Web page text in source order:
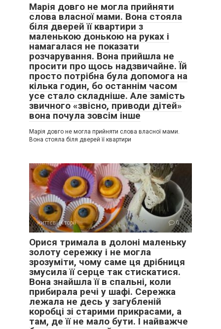
Марія довго не могла прийняти
слова власної мами. Вона стояла
біля дверей її квартири з
маленькою донькою на руках і
намагалася не показати
розчарування. Вона прийшла не
просити про щось надзвичайне. Їй
просто потрібна була допомога на
кілька годин, бо останнім часом
усе стало складніше. Але замість
звичного «звісно, приводи дітей»
вона почула зовсім інше
Марія довго не могла прийняти слова власної мами.
Вона стояла біля дверей її квартири
життєві історії 0
Орися тримала в долоні маленьку
золоту сережку і не могла
зрозуміти, чому саме ця дрібниця
змусила її серце так стискатися.
Вона знайшла її в спальні, коли
прибирала речі у шафі. Сережка
лежала не десь у загубленій
коробці зі старими прикрасами, а
там, де її не мало бути. І найважче